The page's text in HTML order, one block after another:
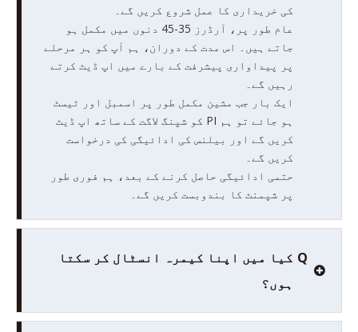
کی خریداری کا عمل شروع کریں گے۔
عام طور پر، آرڈرز 35-45 دنوں میں مکمل ہو
جاتے ہیں۔ اس مدت کے دوران، ہم آپ کو ہر مرحلے
پر پیداواری پیشرفت کے بارے میں اپ ڈیٹ کرتے
رہیں گے۔
ایک بار جب مشین مکمل طور پر اسمبل اور ٹیسٹ
ہو جائے تو ہم PI کو شپنگ لاگت کے ساتھ اپ ڈیٹ
کریں گے اور بیلنس کی ادائیگی کی درخواست
کریں گے۔
حتمی ادائیگی حاصل کرنے کے بعد، ہم فوری طور
پر شپمنٹ کا بندوبست کریں گے۔
Q کیا میں اپنا کیمرہ انسٹال کر سکتا
ہوں؟